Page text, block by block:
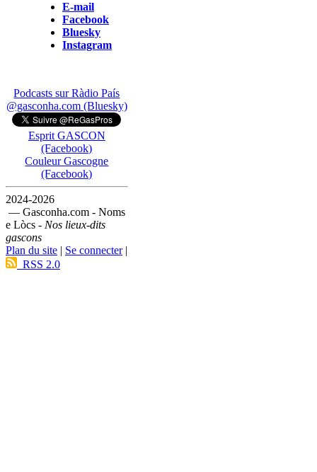
E-mail
Facebook
Bluesky
Instagram
Podcasts sur Ràdio País
@gasconha.com (Bluesky)
Esprit GASCON
(Facebook)
Couleur Gascogne
(Facebook)
2024-2026
— Gasconha.com - Noms
e Lòcs - Nos lieux-dits
gascons
Plan du site | Se connecter|
RSS 2.0